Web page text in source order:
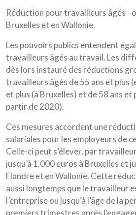
Réduction pour travailleurs âgés -
Bruxelles et en Wallonie
Les pouvoirs publics entendent
travailleurs âgés au travail. Les
dès lors instauré des réductions
travailleurs âgés de 55 ans et plus
et plus (à Bruxelles) et de 58 ans et
partir de 2020).
Ces mesures accordent une
salariales pour les employeurs de
Celle-ci peut s’élever, par
jusqu’à 1.000 euros à Bruxelles et
Flandre et en Wallonie. Cette
aussi longtemps que le travailleur
l’entreprise ou jusqu’à l’âge de la
premiers trimestres après